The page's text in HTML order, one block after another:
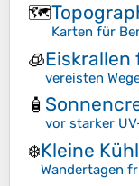
🗺️
Karten für
🧊Eiskrallen
vereisten
🧴
vor starker
❄️Kleine
Wandertagen